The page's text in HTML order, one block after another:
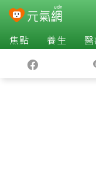
焦點 養生